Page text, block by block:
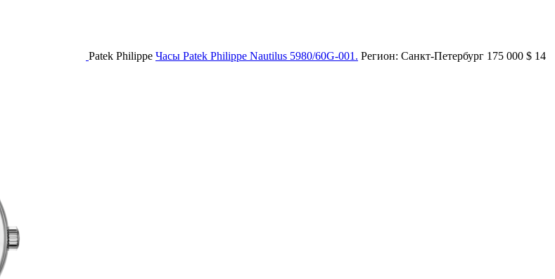
Patek Philippe Часы Patek Philippe Nautilus 5980/60G-001. Регион: Санкт-Петербург 175 000 $ 14